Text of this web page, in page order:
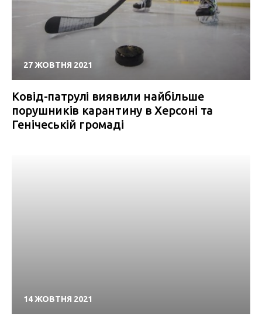
27 ЖОВТНЯ 2021
Ковід-патрулі виявили найбільше
порушників карантину в Херсоні та
Генічеській громаді
14 ЖОВТНЯ 2021